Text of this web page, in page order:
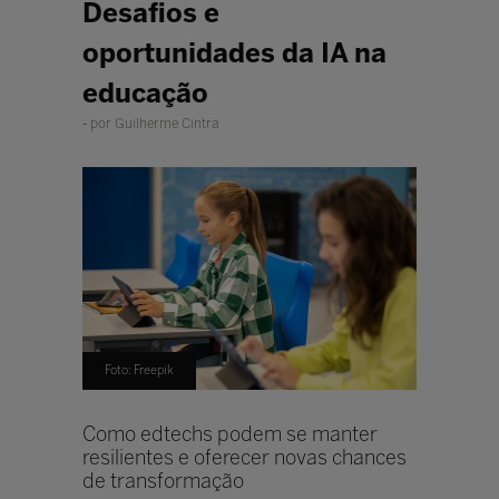
Desafios e
oportunidades da IA na
educação
por Guilherme Cintra
Foto: Freepik
Como edtechs podem se manter
resilientes e oferecer novas chances
de transformação